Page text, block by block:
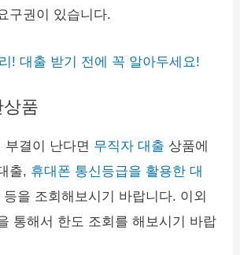
구권이 있습니다.
! 대출 받기 전에 꼭 알아두세요!
품
부결이 난다면 무직자 대출 상품에
출, 휴대폰 통신등급을 활용한 대
을 조회해보시기 바랍니다. 이외
통해서 한도 조회를 해보시기 바랍